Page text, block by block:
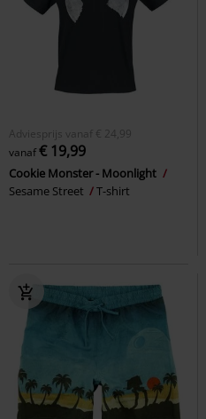
Adviesprijs vanaf € 24,99
vanaf€ 19,99
Cookie Monster - Moonlight
Sesame Street
T-shirt